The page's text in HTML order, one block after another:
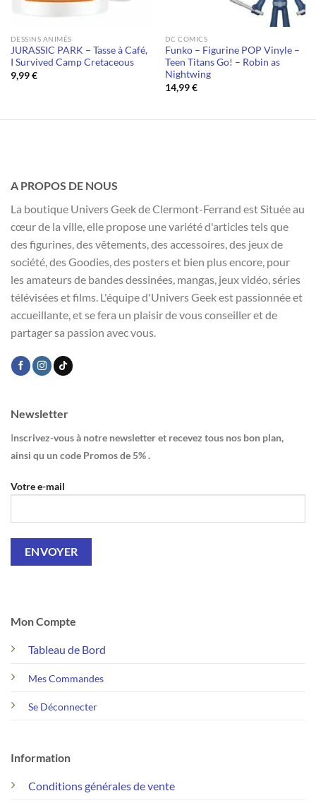
DESSINS ANIMÉS
JURASSIC PARK – Tasse à Café,
I Survived Camp Cretaceous
9,99€
DC COMICS
Funko – Figurine POP Vinyle –
Teen Titans Go! – Robin as
Nightwing
14,99€
A PROPOS DE NOUS
La boutique Univers Geek de Clermont-Ferrand est Située au
cœur de la ville, elle propose une variété d'articles tels que
des figurines, des vêtements, des accessoires, des jeux de
société, des Goodies, des posters et bien plus encore, pour
les amateurs de bandes dessinées, mangas, jeux vidéo, séries
télévisées et films. L'équipe d'Univers Geek est passionnée et
accueillante, et se fera un plaisir de vous conseiller et de
partager sa passion avec vous.
Mon Compte
Tableau de Bord
Mes Commandes
Se Déconnecter
Information
Conditions générales de vente
Newsletter
Inscrivez-vous à notre newsletter et recevez tous nos bon plan,
ainsi qu un code Promos de 5% .
Votre e-mail